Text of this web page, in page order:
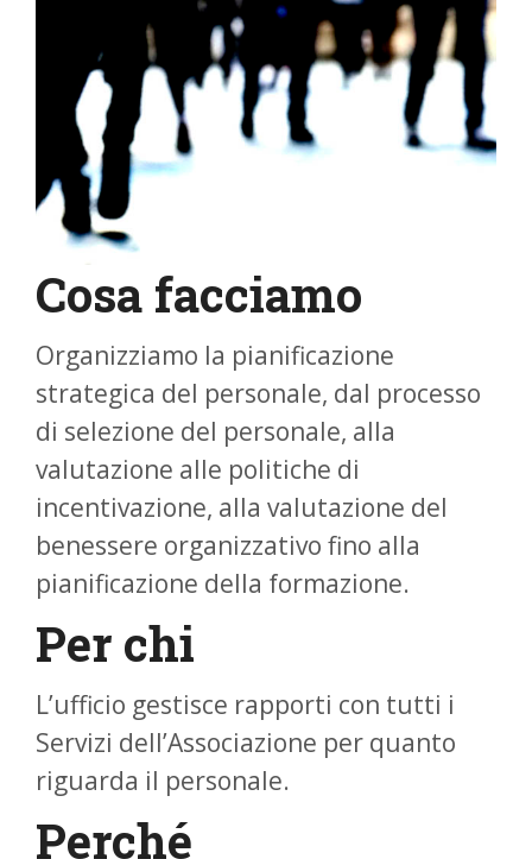
Cosa facciamo
Organizziamo la pianificazione
strategica del personale, dal processo
di selezione del personale, alla
valutazione alle politiche di
incentivazione, alla valutazione del
benessere organizzativo fino alla
pianificazione della formazione.
Per chi
L’ufficio gestisce rapporti con tutti i
Servizi dell’Associazione per quanto
riguarda il personale.
Perché